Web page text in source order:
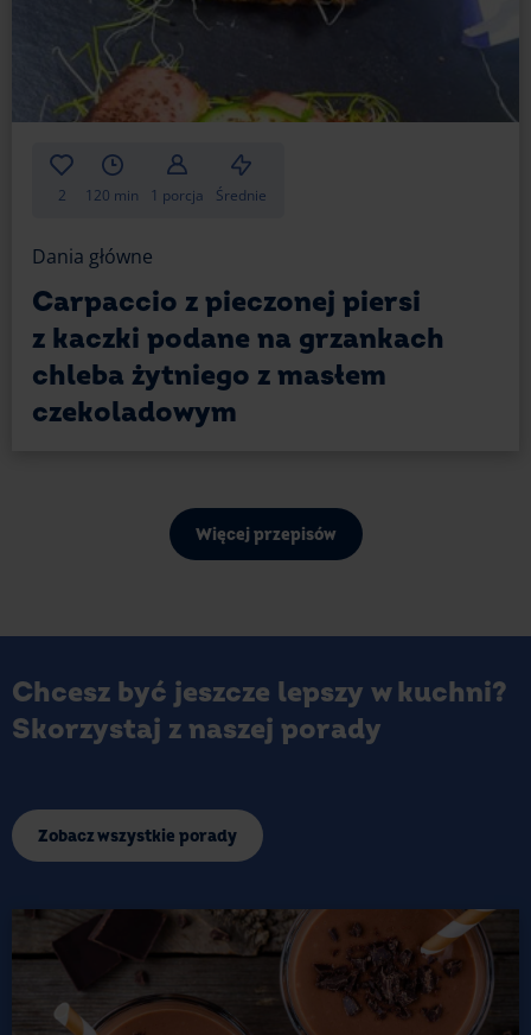
2 120 min 1 porcja Średnie
Dania główne
Carpaccio z pieczonej piersi
z kaczki podane na grzankach
chleba żytniego z masłem
czekoladowym
Więcej przepisów
Chcesz być jeszcze lepszy w kuchni?
Skorzystaj z naszej porady
Zobacz wszystkie porady